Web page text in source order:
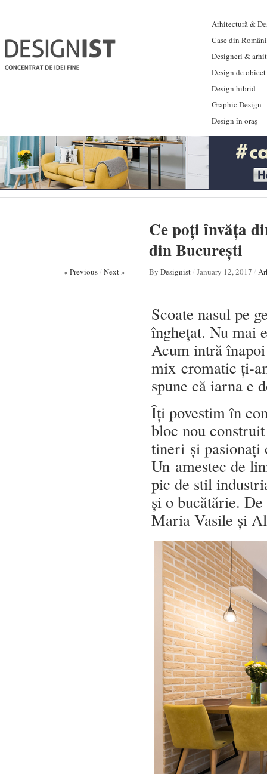
Arhitectură &
Case din
Designeri &
Design de obiect
Design hibrid
Graphic Design
Design în oraș
Ce poți învăța
din București
« Previous/ Next » By Designist/ January 12, 2017 /
Scoate nasul pe
înghețat. Nu mai
Acum intră
mix cromatic ți-
spune că iarna e
Îți povestim în
bloc nou
tineri și pasionați
Un amestec de
pic de stil
și o bucătărie.
Maria Vasile și